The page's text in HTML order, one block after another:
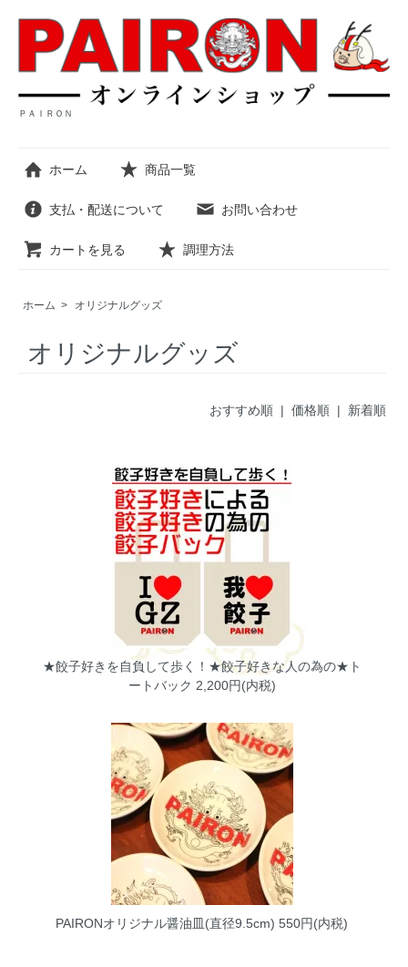
ＰＡＩＲＯＮ
ホーム 商品一覧
支払・配送について お問い合わせ
カートを見る 調理方法
ホーム > オリジナルグッズ
オリジナルグッズ
おすすめ順 | 価格順| 新着順
★餃子好きを自負して歩く！★餃子好きな人の為の★ト
ートバック 2,200円(内税)
PAIRONオリジナル醤油皿(直径9.5cm) 550円(内税)